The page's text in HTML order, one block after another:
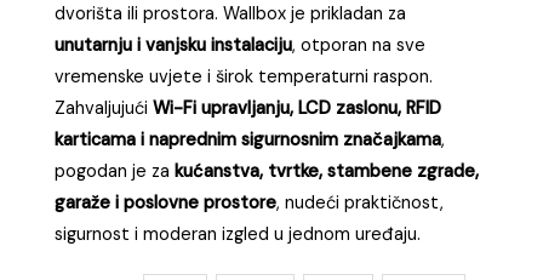
dvorišta ili prostora. Wallbox je prikladan za
unutarnju i vanjsku instalaciju, otporan na sve
vremenske uvjete i širok temperaturni raspon.
ZahvaljujućiWi-Fi upravljanju, LCD zaslonu, RFID
karticama i naprednim sigurnosnim značajkama,
pogodan je zakućanstva, tvrtke, stambene zgrade,
garaže i poslovne prostore, nudeći praktičnost,
sigurnost i moderan izgled u jednom uređaju.